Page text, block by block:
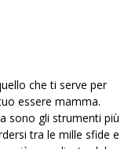
che ti serve per
essere mamma.
sono gli strumenti più
tra le mille sfide e